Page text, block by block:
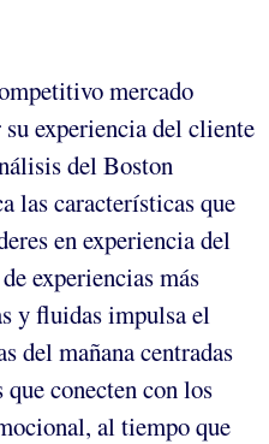
mercado
experiencia del cliente
del Boston
las características que
en experiencia del
experiencias más
y fluidas impulsa el
del mañana centradas
conecten con los
al tiempo que